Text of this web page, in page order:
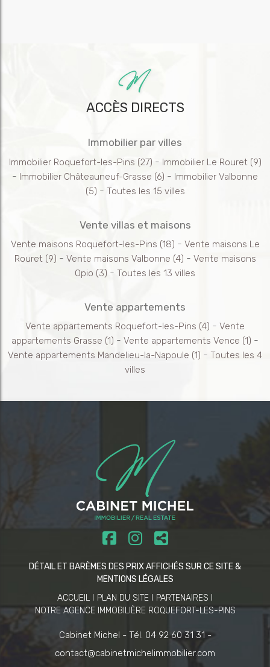
ACCÈS DIRECTS
Immobilier par villes
Immobilier Roquefort-les-Pins (27) - Immobilier Le Rouret(9)
- Immobilier Châteauneuf-Grasse (6) - Immobilier Valbonne
(5) - Toutes les 15 villes
Vente villas et maisons
Vente maisons Roquefort-les-Pins (18) - Vente maisons Le
Rouret(9) - Vente maisons Valbonne (4) - Vente maisons
Opio (3) - Toutes les 13 villes
Vente appartements
Vente appartements Roquefort-les-Pins (4) - Vente
appartements Grasse (1) - Vente appartements Vence (1) -
Vente appartements Mandelieu-la-Napoule (1) - Toutes les 4
villes
DÉTAIL ET BARÈMES DES PRIX AFFICHÉS SUR CE SITE &
MENTIONS LÉGALES
ACCUEIL
PLAN DU SITE
PARTENAIRES
NOTRE AGENCE IMMOBILIÈRE ROQUEFORT-LES-PINS
Cabinet Michel - Tél. 04 92 60 31 31 -
contact@cabinetmichelimmobilier.com